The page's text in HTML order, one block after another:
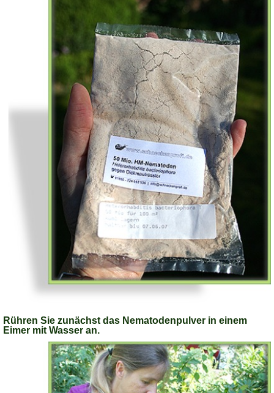
Rühren Sie zunächst das Nematodenpulver in einem
Eimer mit Wasser an.